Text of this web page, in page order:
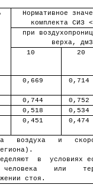
Нормативное
комплекта СИЗ
при
верха,
10
20
0,669 0,714
0,744
0,752
0,518
0,534
0,451 0,474
воздуха и
в
условиях
человека или
стоя.